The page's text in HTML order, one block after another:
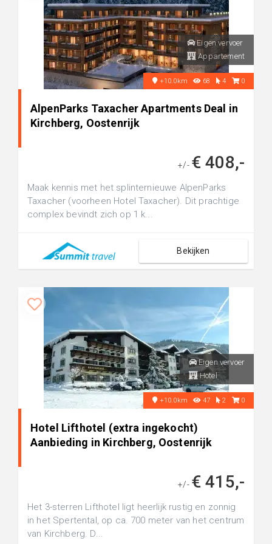
Eigen vervoer
Appartement
+10.0km 68 4 0
AlpenParks Taxacher Apartments Deal in
Kirchberg, Oostenrijk
+/- € 408,-
Maak kennis met het splinternieuwe AlpenParks
Taxacher (voorheen Hotel Taxacher). Dit prachtige
complex bevindt zich op 1 k...
Bekijken
Eigen vervoer
Hotel
+10.0km 47 2 0
Hotel Lifthotel (extra ingekocht)
Aanbieding in Kirchberg, Oostenrijk
+/- € 415,-
Het 3-sterren Lifthotel ligt heerlijk rustig en zonnig
in het Spertental, op ca. 700 meter van het centrum
van Kirchberg. D...